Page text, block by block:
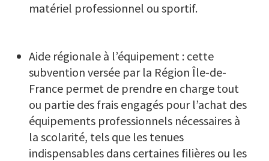
matériel professionnel ou sportif.
Aide régionale à l’équipement : cette
subvention versée par la Région Île-de-
France permet de prendre en charge tout
ou partie des frais engagés pour l’achat des
équipements professionnels nécessaires à
la scolarité, tels que les tenues
indispensables dans certaines filières ou les